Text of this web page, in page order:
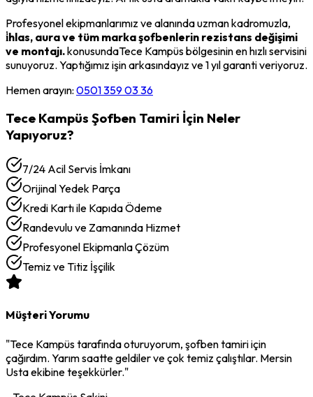
Profesyonel ekipmanlarımız ve alanında uzman kadromuzla,
i̇hlas, aura ve tüm marka şofbenlerin rezistans değişimi
ve montajı.konusundaTece Kampüsbölgesinin en hızlı servisini
sunuyoruz. Yaptığımız işin arkasındayız ve 1 yıl garanti veriyoruz.
Hemen arayın: 0501 359 03 36
Tece Kampüs Şofben Tamiri İçin Neler
Yapıyoruz?
7/24 Acil Servis İmkanı
Orijinal Yedek Parça
Kredi Kartı ile Kapıda Ödeme
Randevulu ve Zamanında Hizmet
Profesyonel Ekipmanla Çözüm
Temiz ve Titiz İşçilik
Müşteri Yorumu
"Tece Kampüstarafında oturuyorum, şofben tamiriiçin
çağırdım. Yarım saatte geldiler ve çok temiz çalıştılar. Mersin
Usta ekibine teşekkürler."